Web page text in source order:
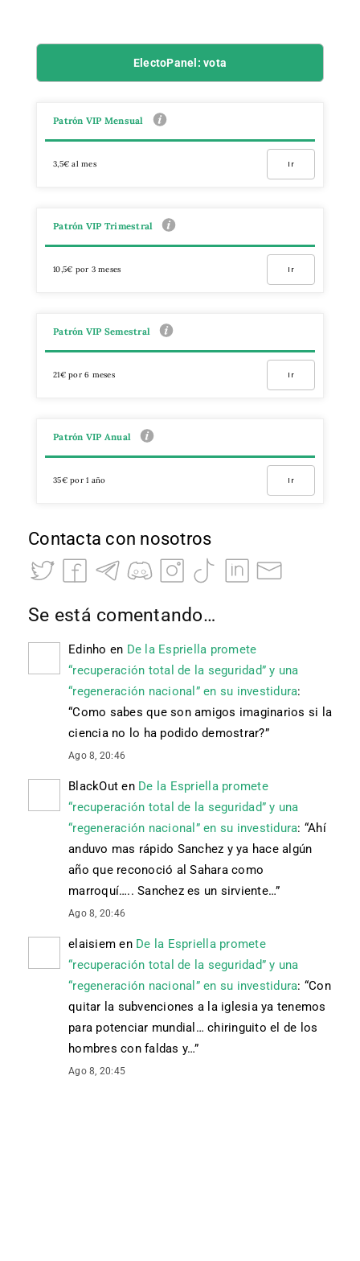
ElectoPanel: vota
Patrón VIP Mensual
3,5€ al mes Ir
Patrón VIP Trimestral
10,5€ por 3 meses Ir
Patrón VIP Semestral
21€ por 6 meses Ir
Patrón VIP Anual
35€ por 1 año Ir
Contacta con nosotros
Se está comentando…
Edinho en De la Espriella promete
“recuperación total de la seguridad” y una
“regeneración nacional” en su investidura:
“Como sabes que son amigos imaginarios si la
ciencia no lo ha podido demostrar?”
Ago 8, 20:46
BlackOut en De la Espriella promete
“recuperación total de la seguridad” y una
“regeneración nacional” en su investidura: “Ahí
anduvo mas rápido Sanchez y ya hace algún
año que reconoció al Sahara como
marroquí….. Sanchez es un sirviente…”
Ago 8, 20:46
elaisiem en De la Espriella promete
“recuperación total de la seguridad” y una
“regeneración nacional” en su investidura: “Con
quitar la subvenciones a la iglesia ya tenemos
para potenciar mundial… chiringuito el de los
hombres con faldas y…”
Ago 8, 20:45